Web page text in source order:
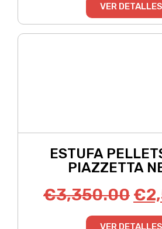
VER DETALLES
ESTUFA
PIAZZETTA
€3,350.00 €
VER DETALLES